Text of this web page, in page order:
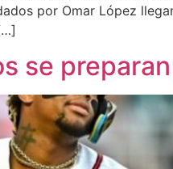
por Omar López
se